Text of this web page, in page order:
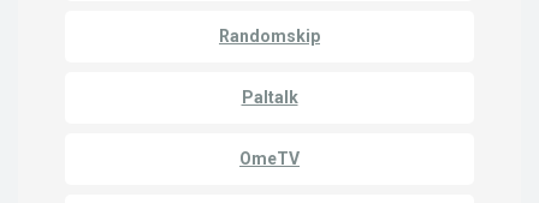
Randomskip
Paltalk
OmeTV